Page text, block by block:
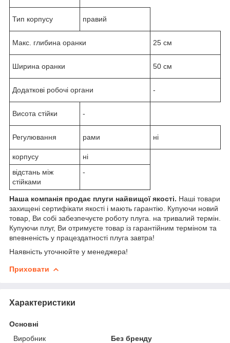
Тип корпусу правий
Макс. глибина оранки 25 см
Ширина оранки 50 см
Додаткові робочі органи -
Висота стійки -
Регулювання рами ні
корпусу
ні
відстань між
стійками
-
Наша компанія продає плуги найвищої якості. Наші товари
захищені сертифікати якості і мають гарантію. Купуючи новий
товар, Ви собі забезпечуєте роботу плуга. на тривалий термін.
Купуючи плуг, Ви отримуєте товар із гарантійним терміном та
впевненість у працездатності плуга завтра!
Наявність уточнюйте у менеджера!
Приховати
Характеристики
Основні
Виробник
Без бренду